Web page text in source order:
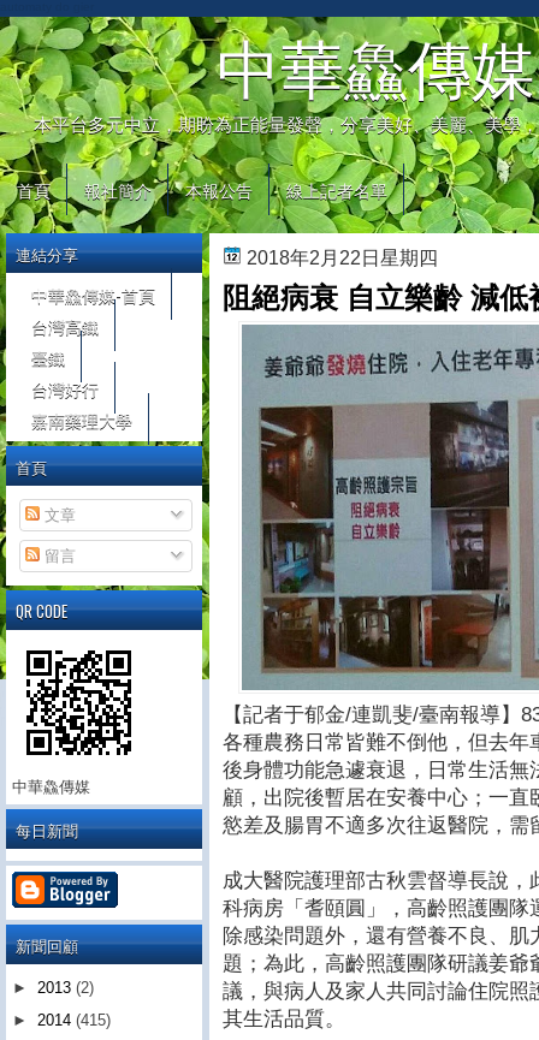
中華鱻傳媒
本平台多元中立，期盼為正能量發聲，分享美好、美麗、美學
首頁 報社簡介 本報公告 線上記者名單
2018年2月22日星期四
阻絕病衰 自立樂齡 減
【記者于郁金/連凱斐/臺南報導】
各種農務日常皆難不倒他，但去
後身體功能急遽衰退，日常生活
顧，出院後暫居在安養中心；一
慾差及腸胃不適多次往返醫院，需
成大醫院護理部古秋雲督導長說
科病房「耆頤圓」，高齡照護團
除感染問題外，還有營養不良、
題；為此，高齡照護團隊研議姜
議，與病人及家人共同討論住院
其生活品質。
連結分享
中華鱻傳媒-首頁
台灣高鐵
臺鐵
台灣好行
嘉南藥理大學
首頁
文章
留言
QR CODE
中華鱻傳媒
每日新聞
新聞回顧
► 2013 (2)
► 2014 (415)